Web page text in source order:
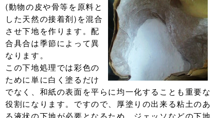
(動物の皮や骨等を原料と
した天然の接着剤)を混合
させ下地を作ります。配
合具合は季節によって異
なります。
この下地処理では彩色の
ために単に白く塗るだけ
でなく、和紙の表面を平らに均一化することも重要な
役割になります。ですので、厚塗りの出来る粘土のあ